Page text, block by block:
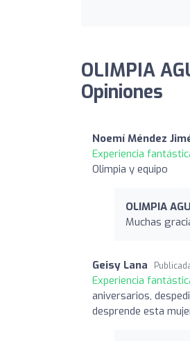
OLIMPIA
Opiniones
Noemí Méndez
Experiencia
Olimpia y equipo
OLIMPIA
Muchas
Geisy Lana
Experiencia
aniversarios,
desprende esta